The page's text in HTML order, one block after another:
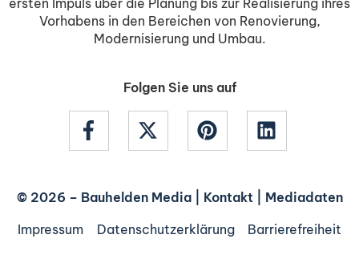
Vorhabens in den Bereichen von Renovierung,
Modernisierung und Umbau.
Folgen Sie uns auf
© 2026 – Bauhelden Media| Kontakt| Mediadaten
Impressum
Datenschutzerklärung Barrierefreiheit